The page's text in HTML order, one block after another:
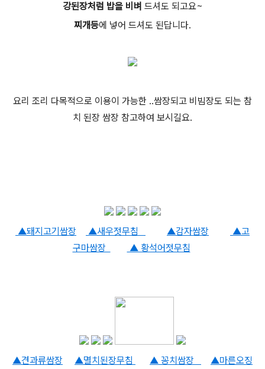
강된장처럼 밥을 비벼 드셔도 되고요~
찌개등에 넣어 드셔도 된답니다.
요리 조리 다목적으로 이용이 가능한 ..쌈장되고 비빔장도 되는 참
치 된장 쌈장 참고하여 보시길요.
▲돼지고기쌈장 ▲새우젓무침 ▲감자쌈장
▲고
구마쌈장
▲ 황석어젓무침
▲견과류쌈장 ▲멸치된장무침 ▲ 꽁치쌈장
▲마른오징